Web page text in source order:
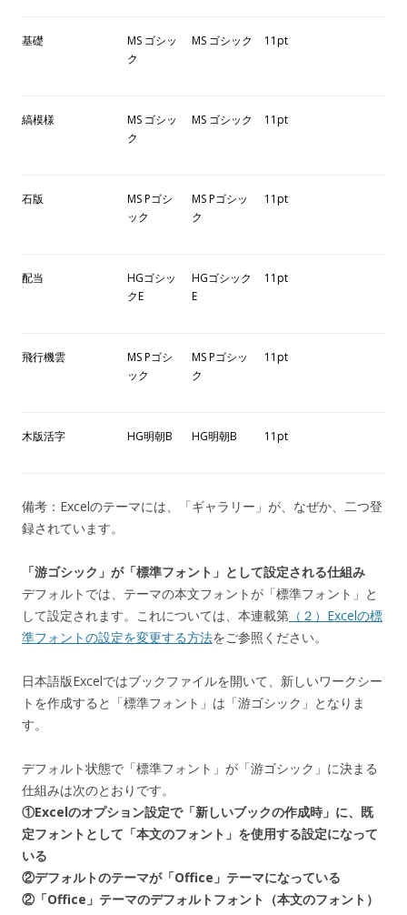
基礎
MS ゴシッ
ク
MS ゴシック 11pt
縞模様
MS ゴシッ
ク
MS ゴシック 11pt
石版
MS Pゴシ
ック
MS Pゴシッ
ク
11pt
配当
HGゴシッ
クE
HGゴシック
E
11pt
飛行機雲
MS Pゴシ
ック
MS Pゴシッ
ク
11pt
木版活字 HG明朝B HG明朝B 11pt
備考：Excelのテーマには、「ギャラリー」が、なぜか、二つ登
録されています。
「游ゴシック」が「標準フォント」として設定される仕組み
デフォルトでは、テーマの本文フォントが「標準フォント」と
して設定されます。これについては、本連載第 （２）Excelの標
準フォントの設定を変更する方法をご参照ください。
日本語版Excelではブックファイルを開いて、新しいワークシー
トを作成すると「標準フォント」は「游ゴシック」となりま
す。
デフォルト状態で「標準フォント」が「游ゴシック」に決まる
仕組みは次のとおりです。
①Excelのオプション設定で「新しいブックの作成時」に、既
定フォントとして「本文のフォント」を使用する設定になって
いる
②デフォルトのテーマが「Office」テーマになっている
②「Office」テーマのデフォルトフォント（本文のフォント）